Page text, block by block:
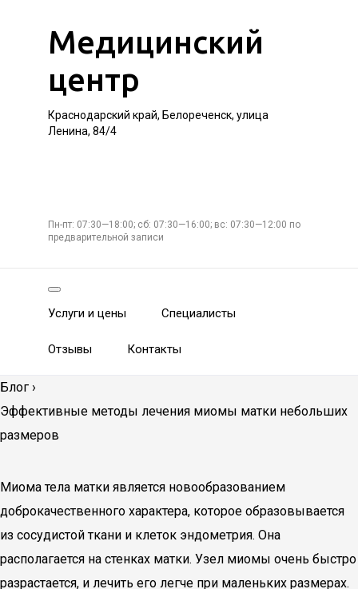
Медицинский
центр
Краснодарский край, Белореченск, улица
Ленина, 84/4
Пн-пт: 07:30—18:00; сб: 07:30—16:00; вс: 07:30—12:00 по
предварительной записи
Услуги и цены Специалисты
Отзывы Контакты
Блог ›
Эффективные методы лечения миомы матки небольших
размеров
Миома тела матки является новообразованием
доброкачественного характера, которое образовывается
из сосудистой ткани и клеток эндометрия. Она
располагается на стенках матки. Узел миомы очень быстро
разрастается, и лечить его легче при маленьких размерах.